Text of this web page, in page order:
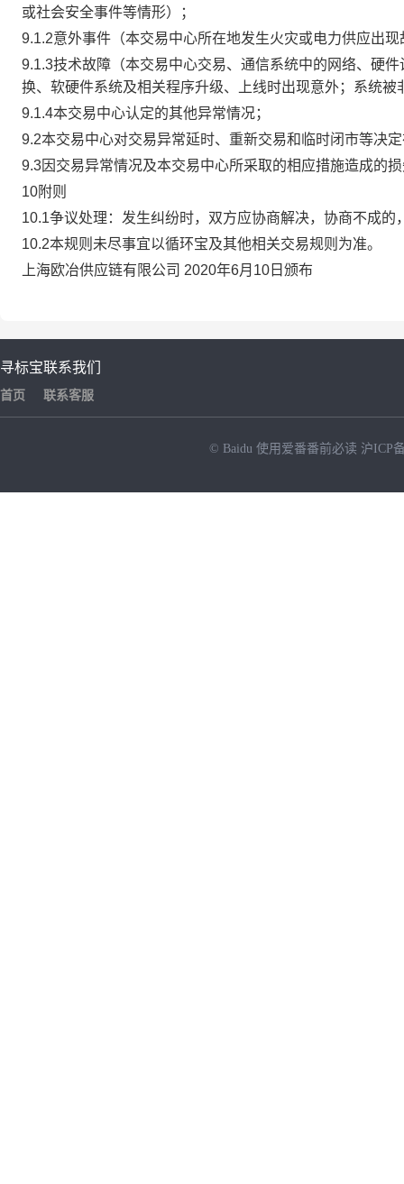
或社会安全事件等情形）；
9.1.2意外事件（本交易中心所在地发生火灾或电力供应出
9.1.3技术故障（本交易中心交易、通信系统中的网络、硬
换、软硬件系统及相关程序升级、上线时出现意外；系统
9.1.4本交易中心认定的其他异常情况；
9.2本交易中心对交易异常延时、重新交易和临时闭市等决
9.3因交易异常情况及本交易中心所采取的相应措施造成的
10附则
10.1争议处理：发生纠纷时，双方应协商解决，协商不成
10.2本规则未尽事宜以循环宝及其他相关交易规则为准。
上海欧冶供应链有限公司 2020年6月10日颁布
寻标宝
首页
联系我们
联系客服
© Baidu 使用爱番番前必读 沪ICP